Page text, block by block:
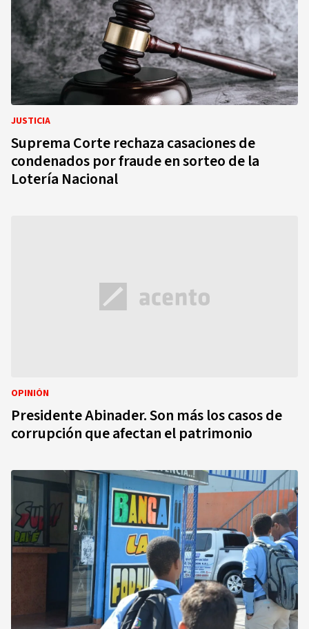
JUSTICIA
Suprema Corte rechaza casaciones de
condenados por fraude en sorteo de la
Lotería Nacional
OPINIÓN
Presidente Abinader. Son más los casos de
corrupción que afectan el patrimonio